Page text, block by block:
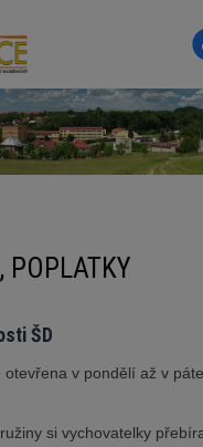
POPLATKY
ŠD
v pondělí až v
si vychovatelky